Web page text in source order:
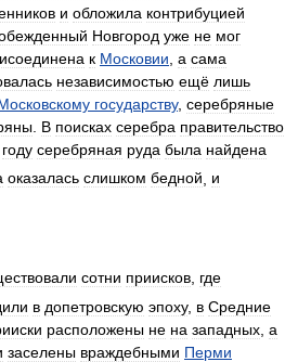
и обложила контрибуцией
Новгород уже не мог
к Московии а сама
независимостью ещё лишь
государству, серебряные
В поисках серебра правительство
году серебряная руда была найдена
оказалась слишком бедной
и
сотни приисков, где
в допетровскую эпоху, в Средние
расположены не на западных а
заселены враждебными Перми